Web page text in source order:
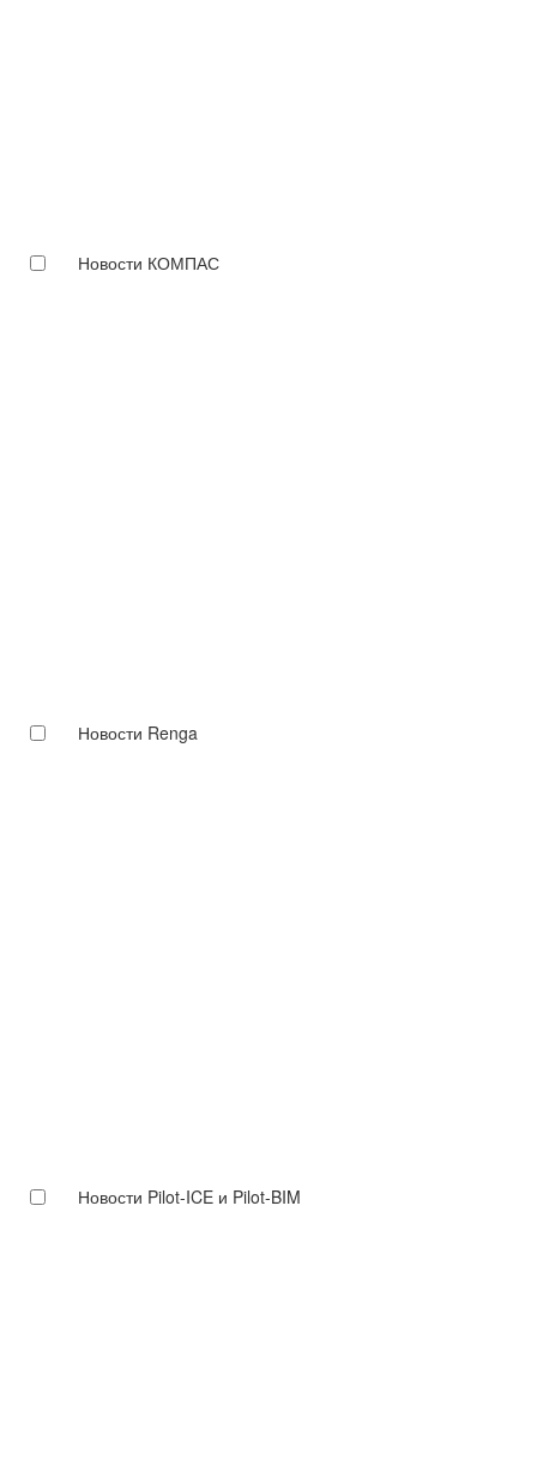
Новости КОМПАС
Новости Renga
Новости Pilot-ICE и Pilot-BIM